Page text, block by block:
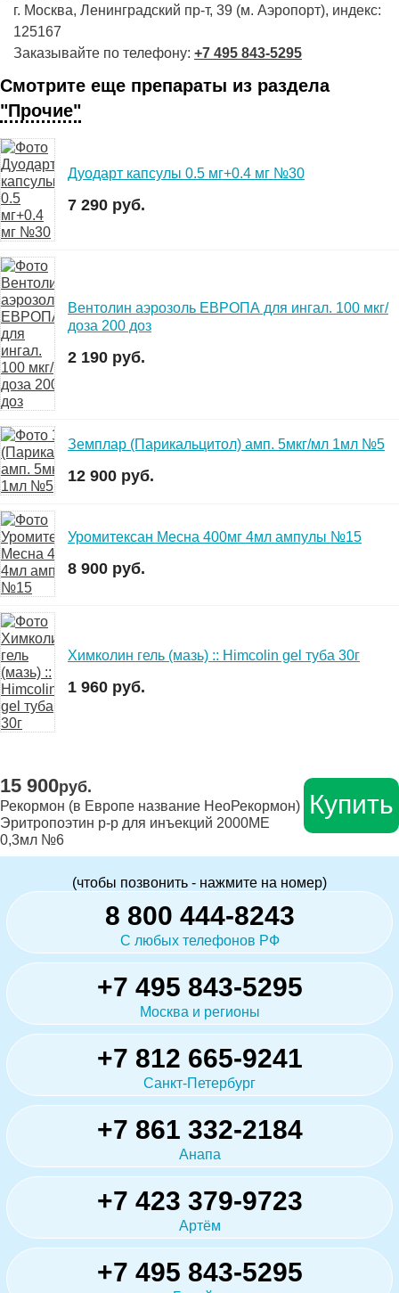
г. Москва, Ленинградский пр-т, 39 (м. Аэропорт), индекс:
125167
Заказывайте по телефону: +7 495 843-5295
Смотрите еще препараты из раздела
"Прочие"
Дуодарт капсулы 0.5 мг+0.4 мг №30
7 290 руб.
Вентолин аэрозоль ЕВРОПА для ингал. 100 мкг/
доза 200 доз
2 190 руб.
Земплар (Парикальцитол) амп. 5мкг/мл 1мл №5
12 900 руб.
Уромитексан Месна 400мг 4мл ампулы №15
8 900 руб.
Химколин гель (мазь) :: Himcolin gel туба 30г
1 960 руб.
15 900руб.
Рекормон (в Европе название НеоРекормон)
Эритропоэтин р-р для инъекций 2000МЕ
0,3мл №6
Купить
(чтобы позвонить - нажмите на номер)
8 800 444-8243
С любых телефонов РФ
+7 495 843-5295
Москва и регионы
+7 812 665-9241
Санкт-Петербург
+7 861 332-2184
Анапа
+7 423 379-9723
Артём
+7 495 843-5295